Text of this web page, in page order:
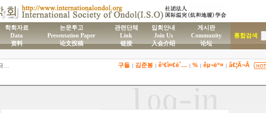
학회자료
Data
资料
논문투고
Presentation Paper
论文投稿
관련단체
Link
链接
입회안내
Join Us
入会介绍
게시판
Community
论坛
통합검색
(사)국제온돌학회 연간 기부금 모금액 및 활용실적 명세서
구들 김준봉 ê¹€ì¤€ë´… % êµ¬ë“¤ â€¦Ã¬Â